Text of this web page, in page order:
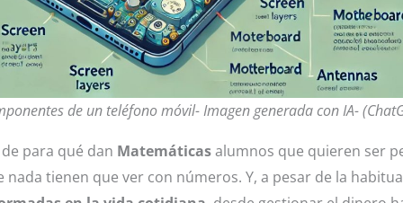
de un teléfono móvil- Imagen generada con IA-
para qué dan Matemáticasalumnos que quieren ser
tienen que ver con números. Y, a pesar de la